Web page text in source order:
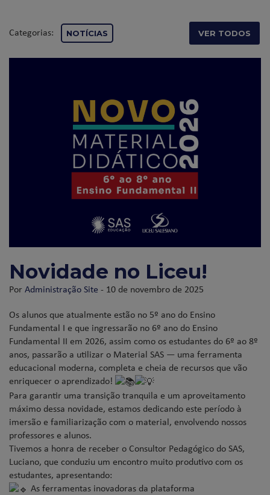
Categorias: NOTÍCIAS VER TODOS
Novidade no Liceu!
PorAdministração Site - 10 de novembro de 2025
Os alunos que atualmente estão no 5º ano do Ensino
Fundamental I e que ingressarão no 6º ano do Ensino
Fundamental II em 2026, assim como os estudantes do 6º ao 8º
anos, passarão a utilizar o Material SAS — uma ferramenta
educacional moderna, completa e cheia de recursos que vão
enriquecer o aprendizado!
Para garantir uma transição tranquila e um aproveitamento
máximo dessa novidade, estamos dedicando este período à
imersão e familiarização com o material, envolvendo nossos
professores e alunos.
Tivemos a honra de receber o Consultor Pedagógico do SAS,
Luciano, que conduziu um encontro muito produtivo com os
estudantes, apresentando:
As ferramentas inovadoras da plataforma